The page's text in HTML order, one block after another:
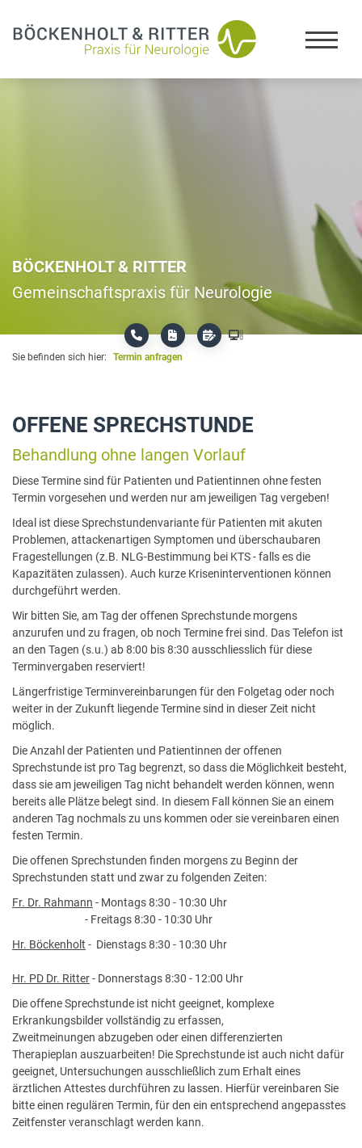
BÖCKENHOLT & RITTER
Gemeinschaftspraxis für Neurologie
Sie befinden sich hier: Termin anfragen
OFFENE SPRECHSTUNDE
Behandlung ohne langen Vorlauf
Diese Termine sind für Patienten und Patientinnen ohne festen
Termin vorgesehen und werden nur am jeweiligen Tag vergeben!
Ideal ist diese Sprechstundenvariante für Patienten mit akuten
Problemen, attackenartigen Symptomen und überschaubaren
Fragestellungen (z.B. NLG-Bestimmung bei KTS - falls es die
Kapazitäten zulassen). Auch kurze Kriseninterventionen können
durchgeführt werden.
Wir bitten Sie, am Tag der offenen Sprechstunde morgens
anzurufen und zu fragen, ob noch Termine frei sind. Das Telefon ist
an den Tagen (s.u.) ab 8:00 bis 8:30 ausschliesslich für diese
Terminvergaben reserviert!
Längerfristige Terminvereinbarungen für den Folgetag oder noch
weiter in der Zukunft liegende Termine sind in dieser Zeit nicht
möglich.
Die Anzahl der Patienten und Patientinnen der offenen
Sprechstunde ist pro Tag begrenzt, so dass die Möglichkeit besteht,
dass sie am jeweiligen Tag nicht behandelt werden können, wenn
bereits alle Plätze belegt sind. In diesem Fall können Sie an einem
anderen Tag nochmals zu uns kommen oder sie vereinbaren einen
festen Termin.
Die offenen Sprechstunden finden morgens zu Beginn der
Sprechstunden statt und zwar zu folgenden Zeiten:
Fr. Dr. Rahmann - Montags 8:30 - 10:30 Uhr
- Freitags 8:30 - 10:30 Uhr
Hr. Böckenholt - Dienstags 8:30 - 10:30 Uhr
Hr. PD Dr. Ritter- Donnerstags 8:30 - 12:00 Uhr
Die offene Sprechstunde ist nicht geeignet, komplexe
Erkrankungsbilder vollständig zu erfassen,
Zweitmeinungen abzugeben oder einen differenzierten
Therapieplan auszuarbeiten! Die Sprechstunde ist auch nicht dafür
geeignet, Untersuchungen ausschließlich zum Erhalt eines
ärztlichen Attestes durchführen zu lassen. Hierfür vereinbaren Sie
bitte einen regulären Termin, für den ein entsprechend angepasstes
Zeitfenster veranschlagt werden kann.